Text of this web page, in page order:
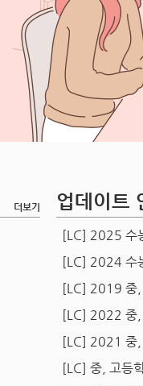
더보기 업데이트
[LC] 2025 수
[LC] 2024 수
[LC] 2019 중,
[LC] 2022 중,
[LC] 2021 중,
[LC] 중, 고등